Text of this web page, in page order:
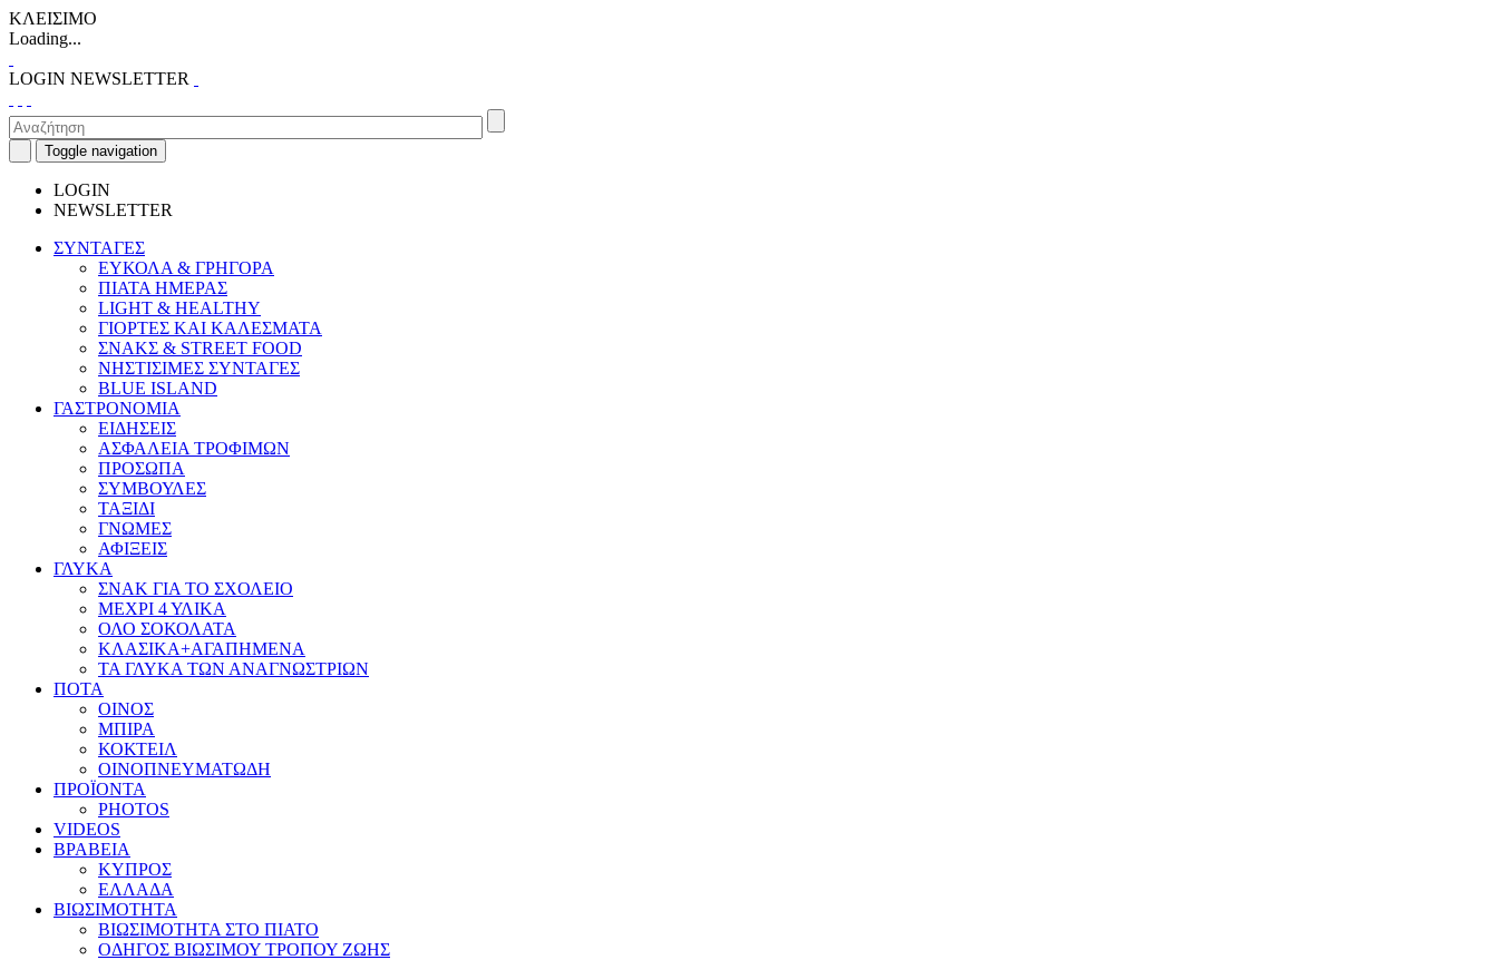
ΚΛΕΙΣΙΜΟ
Loading...
LOGIN NEWSLETTER
Toggle navigation
LOGIN
NEWSLETTER
ΣΥΝΤΑΓΕΣ
ΕΥΚΟΛΑ & ΓΡΗΓΟΡΑ
ΠΙΑΤΑ ΗΜΕΡΑΣ
LIGHT & HEALTHY
ΓΙΟΡΤΕΣ ΚΑΙ ΚΑΛΕΣΜΑΤΑ
ΣΝΑΚΣ & STREET FOOD
ΝΗΣΤΙΣΙΜΕΣ ΣΥΝΤΑΓΕΣ
BLUE ISLAND
ΓΑΣΤΡΟΝΟΜΙΑ
ΕΙΔΗΣΕΙΣ
ΑΣΦΑΛΕΙΑ ΤΡΟΦΙΜΩΝ
ΠΡΟΣΩΠΑ
ΣΥΜΒΟΥΛΕΣ
ΤΑΞΙΔΙ
ΓΝΩΜΕΣ
ΑΦΙΞΕΙΣ
ΓΛΥΚΑ
ΣΝΑΚ ΓΙΑ ΤΟ ΣΧΟΛΕΙΟ
ΜΕΧΡΙ 4 ΥΛΙΚΑ
ΟΛΟ ΣΟΚΟΛΑΤΑ
ΚΛΑΣΙΚΑ+ΑΓΑΠΗΜΕΝΑ
ΤΑ ΓΛΥΚΑ ΤΩΝ ΑΝΑΓΝΩΣΤΡΙΩΝ
ΠΟΤΑ
ΟΙΝΟΣ
ΜΠΙΡΑ
ΚΟΚΤΕΙΛ
ΟΙΝΟΠΝΕΥΜΑΤΩΔΗ
ΠΡΟΪΟΝΤΑ
PHOTOS
VIDEOS
ΒΡΑΒΕΙΑ
ΚΥΠΡΟΣ
ΕΛΛΑΔΑ
ΒΙΩΣΙΜΟΤΗΤΑ
ΒΙΩΣΙΜΟΤΗΤΑ ΣΤΟ ΠΙΑΤΟ
ΟΔΗΓΟΣ ΒΙΩΣΙΜΟΥ ΤΡΟΠΟΥ ΖΩΗΣ